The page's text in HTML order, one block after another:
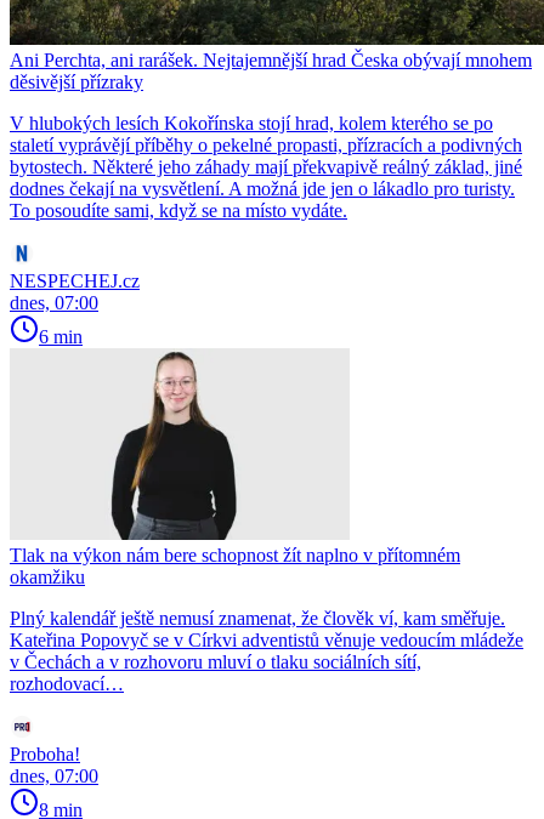
Ani Perchta, ani rarášek. Nejtajemnější hrad Česka obývají mnohem
děsivější přízraky
V hlubokých lesích Kokořínska stojí hrad, kolem kterého se po
staletí vyprávějí příběhy o pekelné propasti, přízracích a podivných
bytostech. Některé jeho záhady mají překvapivě reálný základ, jiné
dodnes čekají na vysvětlení. A možná jde jen o lákadlo pro turisty.
To posoudíte sami, když se na místo vydáte.
NESPECHEJ.cz
dnes, 07:00
6 min
Tlak na výkon nám bere schopnost žít naplno v přítomném
okamžiku
Plný kalendář ještě nemusí znamenat, že člověk ví, kam směřuje.
Kateřina Popovyč se v Církvi adventistů věnuje vedoucím mládeže
v Čechách a v rozhovoru mluví o tlaku sociálních sítí,
rozhodovací…
Proboha!
dnes, 07:00
8 min